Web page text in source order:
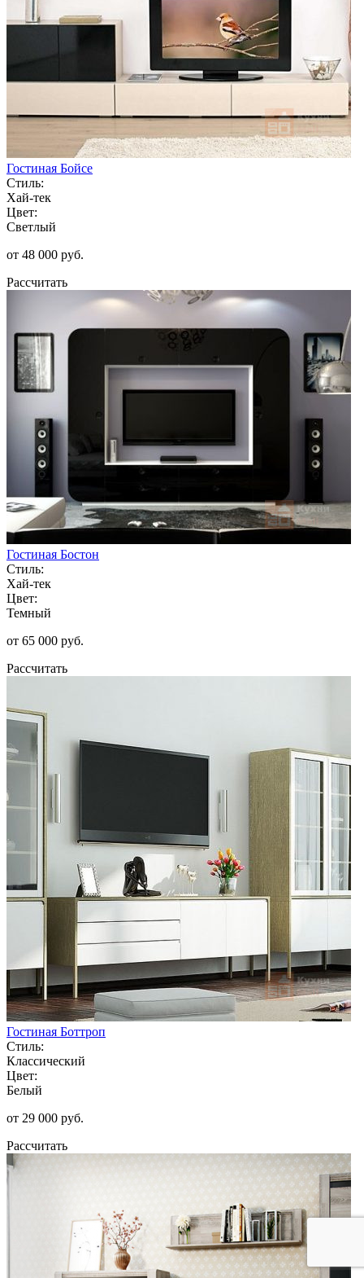
Гостиная Бойсе
Стиль:
Хай-тек
Цвет:
Светлый
от 48 000 руб.
Рассчитать
Гостиная Бостон
Стиль:
Хай-тек
Цвет:
Темный
от 65 000 руб.
Рассчитать
Гостиная Боттроп
Стиль:
Классический
Цвет:
Белый
от 29 000 руб.
Рассчитать